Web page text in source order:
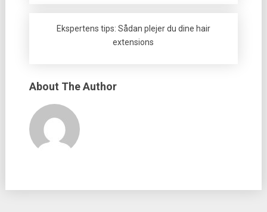
Ekspertens tips: Sådan plejer du dine hair
extensions
About The Author